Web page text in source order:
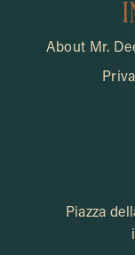
About Mr.
Piazza